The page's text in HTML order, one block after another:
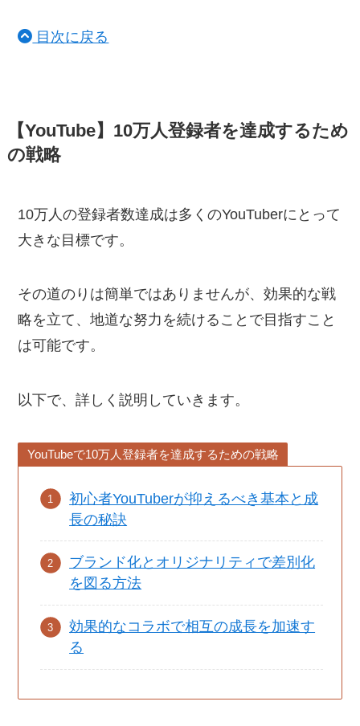
目次に戻る
【YouTube】10万人登録者を達成するため
の戦略
10万人の登録者数達成は多くのYouTuberにとって
大きな目標です。
その道のりは簡単ではありませんが、効果的な戦
略を立て、地道な努力を続けることで目指すこと
は可能です。
以下で、詳しく説明していきます。
YouTubeで10万人登録者を達成するための戦略
初心者YouTuberが抑えるべき基本と成
長の秘訣
ブランド化とオリジナリティで差別化
を図る方法
効果的なコラボで相互の成長を加速す
る